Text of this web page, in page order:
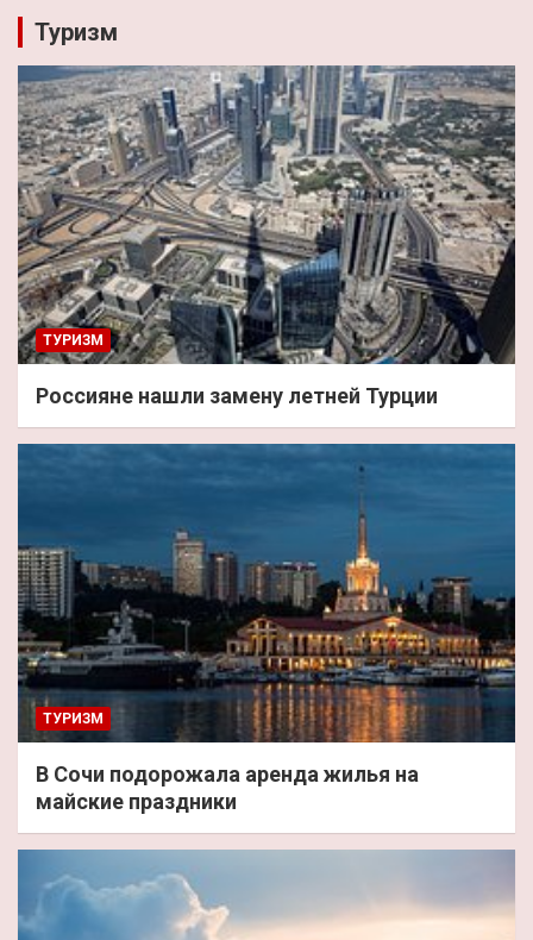
Туризм
ТУРИЗМ
Россияне нашли замену летней Турции
ТУРИЗМ
В Сочи подорожала аренда жилья на
майские праздники